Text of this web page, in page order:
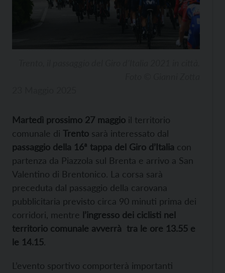
Martedì prossimo 27 maggio il territorio
comunale di Trento sarà interessato dal
passaggio della 16ª tappa del Giro d’Italia con
partenza da Piazzola sul Brenta e arrivo a San
Valentino di Brentonico. La corsa sarà
preceduta dal passaggio della carovana
pubblicitaria previsto circa 90 minuti prima dei
corridori, mentre l’ingresso dei ciclisti nel
territorio comunale avverrà tra le ore 13.55 e
le 14.15.
L’evento sportivo comporterà importanti